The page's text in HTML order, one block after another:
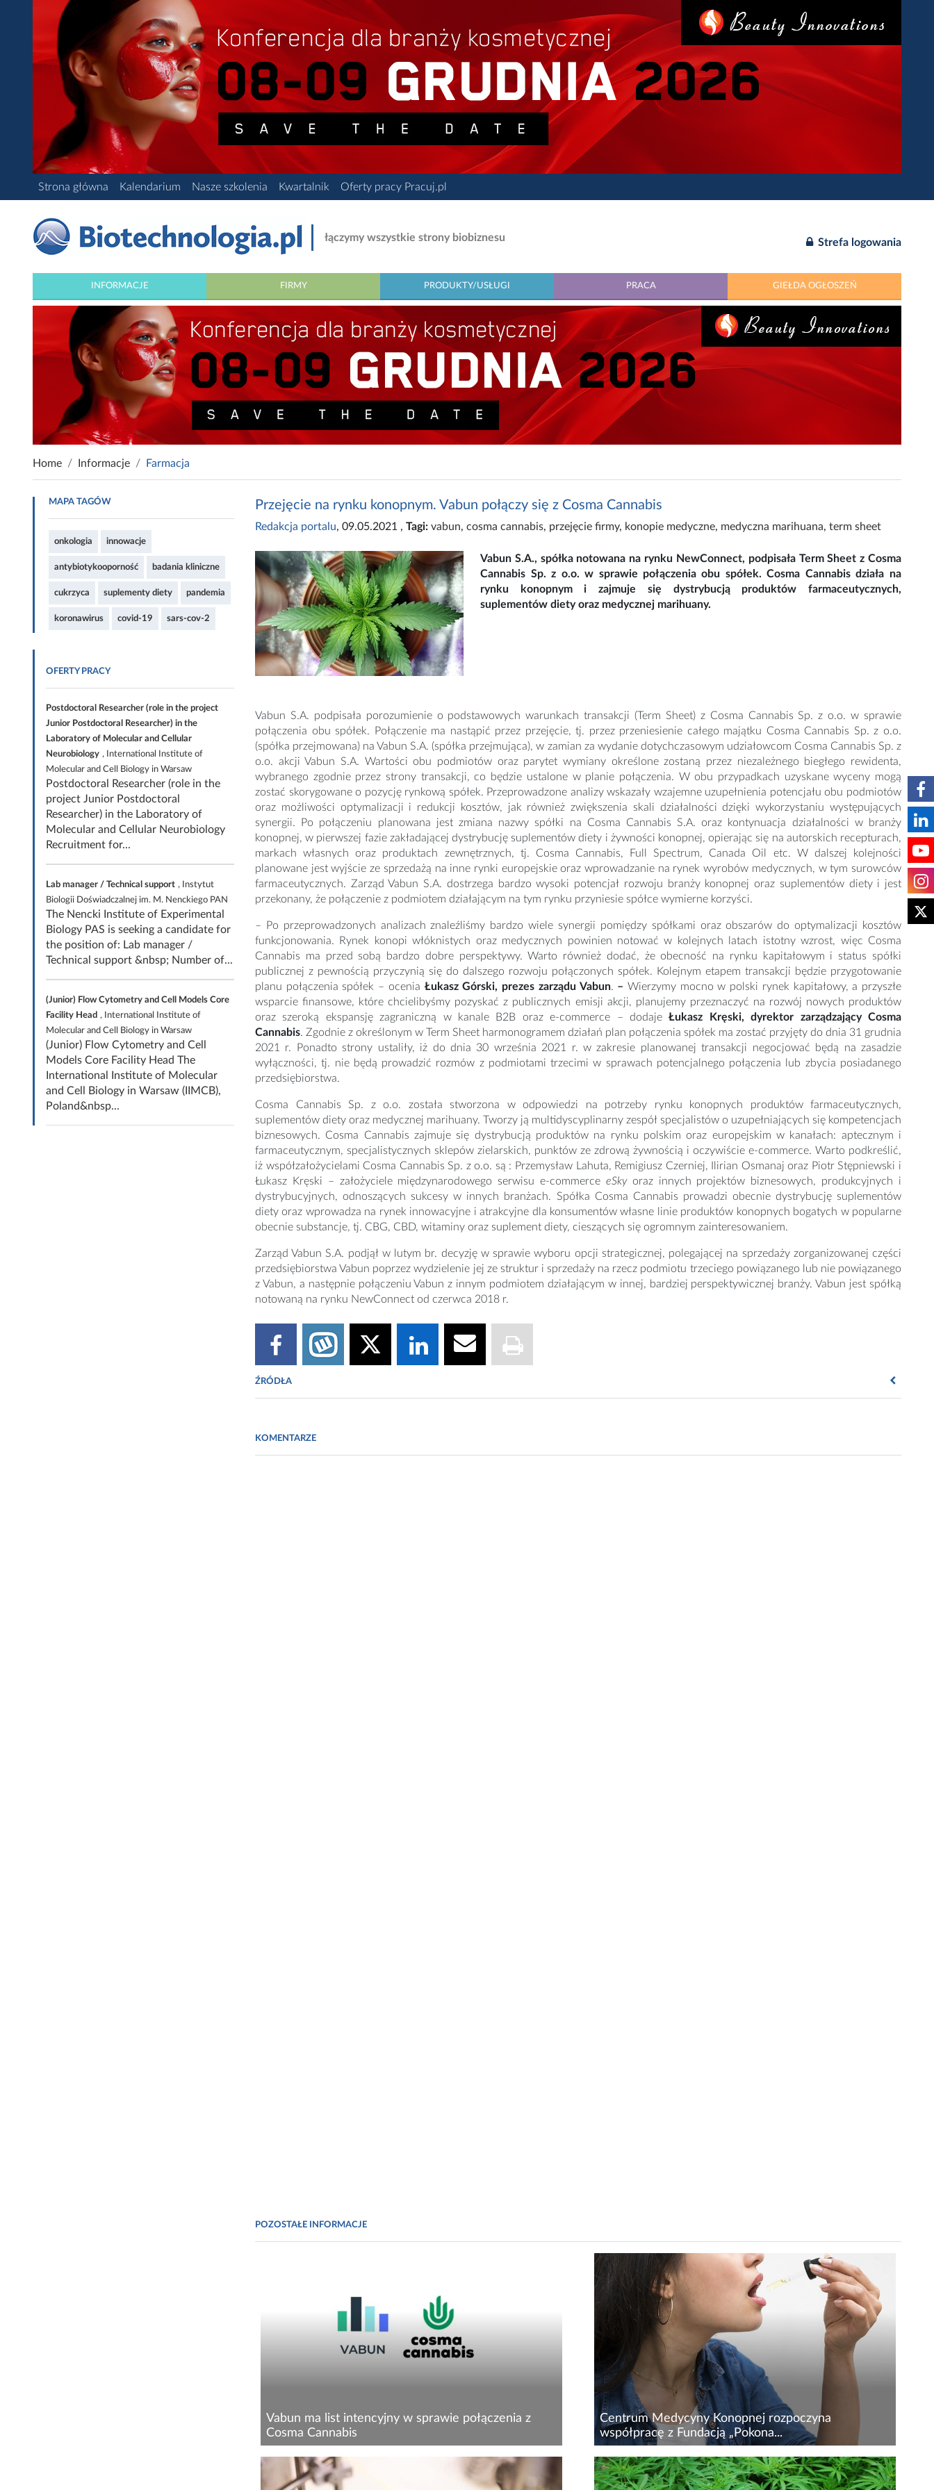
Strona główna Kalendarium Nasze szkolenia Kwartalnik Oferty pracy Pracuj.pl
łączymy wszystkie strony biobiznesu Strefa logowania
INFORMACJE FIRMY PRODUKTY/USŁUGI PRACA GIEŁDA OGŁOSZEŃ
Home Informacje Farmacja
MAPA TAGÓW
onkologia innowacje
antybiotykooporność badania kliniczne
cukrzyca suplementy diety pandemia
koronawirus covid-19 sars-cov-2
OFERTY PRACY
Postdoctoral Researcher (role in the project
Junior Postdoctoral Researcher) in the
Laboratory of Molecular and Cellular
Neurobiology , International Institute of
Molecular and Cell Biology in Warsaw
Postdoctoral Researcher (role in the
project Junior Postdoctoral
Researcher) in the Laboratory of
Molecular and Cellular Neurobiology
Recruitment for...
Lab manager / Technical support , Instytut
Biologii Doświadczalnej im. M. Nenckiego PAN
The Nencki Institute of Experimental
Biology PAS is seeking a candidate for
the position of: Lab manager /
Technical support &nbsp; Number of...
(Junior) Flow Cytometry and Cell Models Core
Facility Head , International Institute of
Molecular and Cell Biology in Warsaw
(Junior) Flow Cytometry and Cell
Models Core Facility Head The
International Institute of Molecular
and Cell Biology in Warsaw (IIMCB),
Poland&nbsp...
Przejęcie na rynku konopnym. Vabun połączy się z Cosma Cannabis
Redakcja portalu, 09.05.2021 , Tagi: vabun, cosma cannabis, przejęcie firmy, konopie medyczne, medyczna marihuana, term sheet
Vabun S.A., spółka notowana na rynku NewConnect, podpisała Term Sheet z Cosma
Cannabis Sp. z o.o. w sprawie połączenia obu spółek. Cosma Cannabis działa na
rynku konopnym i zajmuje się dystrybucją produktów farmaceutycznych,
suplementów diety oraz medycznej marihuany.
Vabun S.A. podpisała porozumienie o podstawowych warunkach transakcji (Term Sheet) z Cosma Cannabis Sp. z o.o. w sprawie
połączenia obu spółek. Połączenie ma nastąpić przez przejęcie, tj. przez przeniesienie całego majątku Cosma Cannabis Sp. z o.o.
(spółka przejmowana) na Vabun S.A. (spółka przejmująca), w zamian za wydanie dotychczasowym udziałowcom Cosma Cannabis Sp. z
o.o. akcji Vabun S.A. Wartości obu podmiotów oraz parytet wymiany określone zostaną przez niezależnego biegłego rewidenta,
wybranego zgodnie przez strony transakcji, co będzie ustalone w planie połączenia. W obu przypadkach uzyskane wyceny mogą
zostać skorygowane o pozycję rynkową spółek. Przeprowadzone analizy wskazały wzajemne uzupełnienia potencjału obu podmiotów
oraz możliwości optymalizacji i redukcji kosztów, jak również zwiększenia skali działalności dzięki wykorzystaniu występujących
synergii. Po połączeniu planowana jest zmiana nazwy spółki na Cosma Cannabis S.A. oraz kontynuacja działalności w branży
konopnej, w pierwszej fazie zakładającej dystrybucję suplementów diety i żywności konopnej, opierając się na autorskich recepturach,
markach własnych oraz produktach zewnętrznych, tj. Cosma Cannabis, Full Spectrum, Canada Oil etc. W dalszej kolejności
planowane jest wyjście ze sprzedażą na inne rynki europejskie oraz wprowadzanie na rynek wyrobów medycznych, w tym surowców
farmaceutycznych. Zarząd Vabun S.A. dostrzega bardzo wysoki potencjał rozwoju branży konopnej oraz suplementów diety i jest
przekonany, że połączenie z podmiotem działającym na tym rynku przyniesie spółce wymierne korzyści.
– Po przeprowadzonych analizach znaleźliśmy bardzo wiele synergii pomiędzy spółkami oraz obszarów do optymalizacji kosztów
funkcjonowania. Rynek konopi włóknistych oraz medycznych powinien notować w kolejnych latach istotny wzrost, więc Cosma
Cannabis ma przed sobą bardzo dobre perspektywy. Warto również dodać, że obecność na rynku kapitałowym i status spółki
publicznej z pewnością przyczynią się do dalszego rozwoju połączonych spółek. Kolejnym etapem transakcji będzie przygotowanie
planu połączenia spółek – ocenia Łukasz Górski, prezes zarządu Vabun. – Wierzymy mocno w polski rynek kapitałowy, a przyszłe
wsparcie finansowe, które chcielibyśmy pozyskać z publicznych emisji akcji, planujemy przeznaczyć na rozwój nowych produktów
oraz szeroką ekspansję zagraniczną w kanale B2B oraz e-commerce – dodajeŁukasz Kręski, dyrektor zarządzający Cosma
Cannabis. Zgodnie z określonym w Term Sheet harmonogramem działań plan połączenia spółek ma zostać przyjęty do dnia 31 grudnia
2021 r. Ponadto strony ustaliły, iż do dnia 30 września 2021 r. w zakresie planowanej transakcji negocjować będą na zasadzie
wyłączności, tj. nie będą prowadzić rozmów z podmiotami trzecimi w sprawach potencjalnego połączenia lub zbycia posiadanego
przedsiębiorstwa.
Cosma Cannabis Sp. z o.o. została stworzona w odpowiedzi na potrzeby rynku konopnych produktów farmaceutycznych,
suplementów diety oraz medycznej marihuany. Tworzy ją multidyscyplinarny zespół specjalistów o uzupełniających się kompetencjach
biznesowych. Cosma Cannabis zajmuje się dystrybucją produktów na rynku polskim oraz europejskim w kanałach: aptecznym i
farmaceutycznym, specjalistycznych sklepów zielarskich, punktów ze zdrową żywnością i oczywiście e-commerce. Warto podkreślić,
iż współzałożycielami Cosma Cannabis Sp. z o.o. są : Przemysław Lahuta, Remigiusz Czerniej, Ilirian Osmanaj oraz Piotr Stępniewski i
Łukasz Kręski – założyciele międzynarodowego serwisu e-commerce eSky oraz innych projektów biznesowych, produkcyjnych i
dystrybucyjnych, odnoszących sukcesy w innych branżach. Spółka Cosma Cannabis prowadzi obecnie dystrybucję suplementów
diety oraz wprowadza na rynek innowacyjne i atrakcyjne dla konsumentów własne linie produktów konopnych bogatych w popularne
obecnie substancje, tj. CBG, CBD, witaminy oraz suplement diety, cieszących się ogromnym zainteresowaniem.
Zarząd Vabun S.A. podjął w lutym br. decyzję w sprawie wyboru opcji strategicznej, polegającej na sprzedaży zorganizowanej części
przedsiębiorstwa Vabun poprzez wydzielenie jej ze struktur i sprzedaży na rzecz podmiotu trzeciego powiązanego lub nie powiązanego
z Vabun, a następnie połączeniu Vabun z innym podmiotem działającym w innej, bardziej perspektywicznej branży. Vabun jest spółką
notowaną na rynku NewConnect od czerwca 2018 r.
ŹRÓDŁA
KOMENTARZE
POZOSTAŁE INFORMACJE
Vabun ma list intencyjny w sprawie połączenia z
Cosma Cannabis
Vabun S.A., spółka notowana na rynku NewConnect,
zawarła list intencyjny z Cosma Cannabis Sp. z o.o.
Centrum Medycyny Konopnej rozpoczyna
współpracę z Fundacją „Pokona...
Centrum Medycyny Konopnej&nbsp;– placówka,
specjalizująca się w świadczeniu usług związanych z